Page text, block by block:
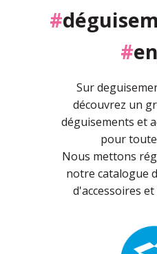
#
#
Sur
découvrez un
déguisements et
pour
Nous mettons
notre catalogue
d'accessoires